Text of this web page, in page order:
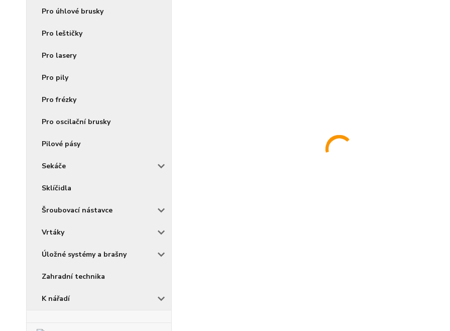
Pro úhlové brusky
Pro leštičky
Pro lasery
Pro pily
Pro frézky
Pro oscilační brusky
Pilové pásy
Sekáče
Sklíčidla
Šroubovací nástavce
Vrtáky
Úložné systémy a brašny
Zahradní technika
K nářadí